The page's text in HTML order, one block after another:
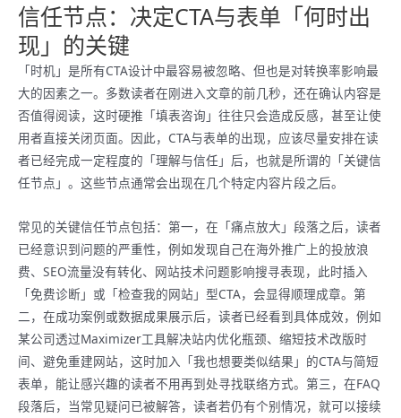
信任节点：决定CTA与表单「何时出
现」的关键
「时机」是所有CTA设计中最容易被忽略、但也是对转换率影响最
大的因素之一。多数读者在刚进入文章的前几秒，还在确认内容是
否值得阅读，这时硬推「填表咨询」往往只会造成反感，甚至让使
用者直接关闭页面。因此，CTA与表单的出现，应该尽量安排在读
者已经完成一定程度的「理解与信任」后，也就是所谓的「关键信
任节点」。这些节点通常会出现在几个特定内容片段之后。
常见的关键信任节点包括：第一，在「痛点放大」段落之后，读者
已经意识到问题的严重性，例如发现自己在海外推广上的投放浪
费、SEO流量没有转化、网站技术问题影响搜寻表现，此时插入
「免费诊断」或「检查我的网站」型CTA，会显得顺理成章。第
二，在成功案例或数据成果展示后，读者已经看到具体成效，例如
某公司透过Maximizer工具解决站内优化瓶颈、缩短技术改版时
间、避免重建网站，这时加入「我也想要类似结果」的CTA与简短
表单，能让感兴趣的读者不用再到处寻找联络方式。第三，在FAQ
段落后，当常见疑问已被解答，读者若仍有个别情况，就可以接续